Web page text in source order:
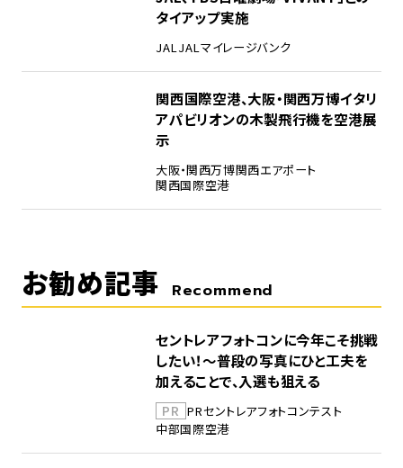
タイアップ実施
JALJALマイレージバンク
関西国際空港、大阪・関西万博イタリ
アパビリオンの木製飛行機を空港展
示
大阪・関西万博関西エアポート
関西国際空港
お勧め記事 Recommend
セントレアフォトコンに今年こそ挑戦
したい！～普段の写真にひと工夫を
加えることで、入選も狙える
PR PRセントレアフォトコンテスト
中部国際空港